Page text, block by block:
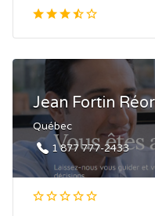
Jean Fortin
Québec
1 877 777-2433